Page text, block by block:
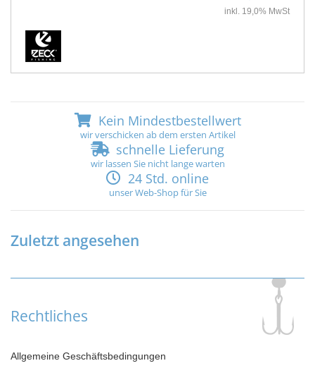
inkl. 19,0% MwSt
Kein Mindestbestellwert
wir verschicken ab dem ersten Artikel
schnelle Lieferung
wir lassen Sie nicht lange warten
24 Std. online
unser Web-Shop für Sie
Zuletzt angesehen
Rechtliches
Allgemeine Geschäftsbedingungen